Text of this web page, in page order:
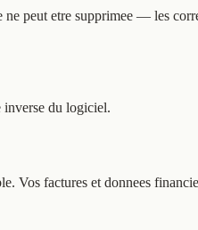
ne peut etre supprimee — les
inverse du logiciel.
Vos factures et donnees